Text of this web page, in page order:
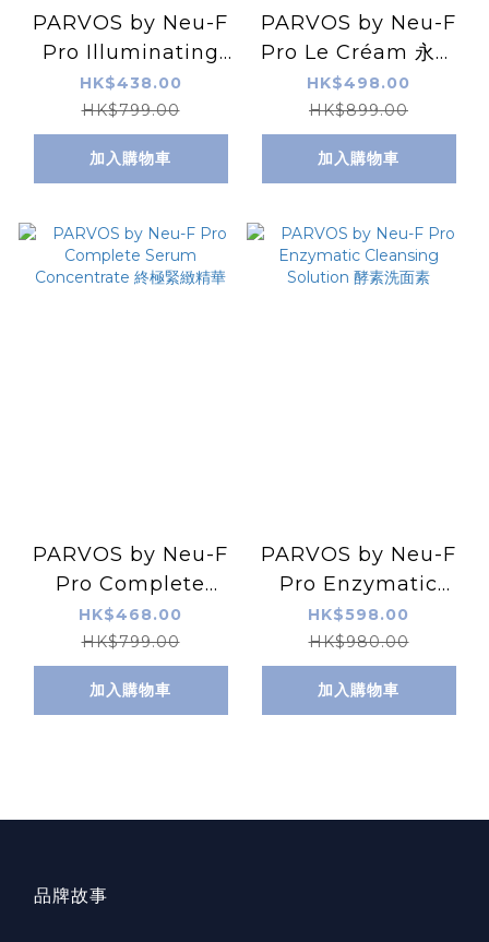
PARVOS by Neu-F
Pro Illuminating
Serum 美白無死角精
華
HK$438.00
HK$799.00
加入購物車
PARVOS by Neu-F
Pro Le Créam 永生
面霜 3重PDRN (三文
魚＋植物+重組)
HK$498.00
HK$899.00
加入購物車
PARVOS by Neu-F
Pro Complete
Serum
Concentrate 終極緊
緻精華
HK$468.00
HK$799.00
加入購物車
PARVOS by Neu-F
Pro Enzymatic
Cleansing Solution
酵素洗面素
HK$598.00
HK$980.00
加入購物車
品牌故事